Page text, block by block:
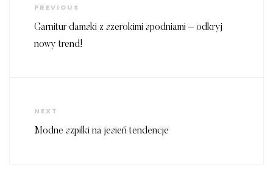
wpisu
Previous
Post
PREVIOUS
Garnitur damski z szerokimi spodniami – odkryj
nowy trend!
Next
Post
NEXT
Modne szpilki na jesień tendencje